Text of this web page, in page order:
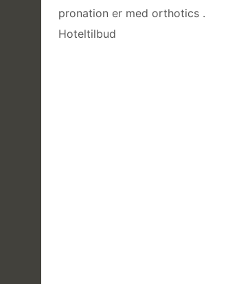
pronation er med orthotics .
Hoteltilbud